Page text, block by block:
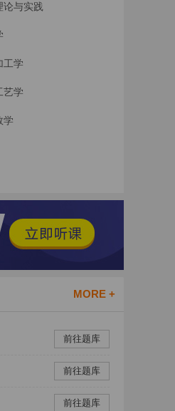
论与实践
工学
艺学
学
MORE +
前往题库
前往题库
前往题库